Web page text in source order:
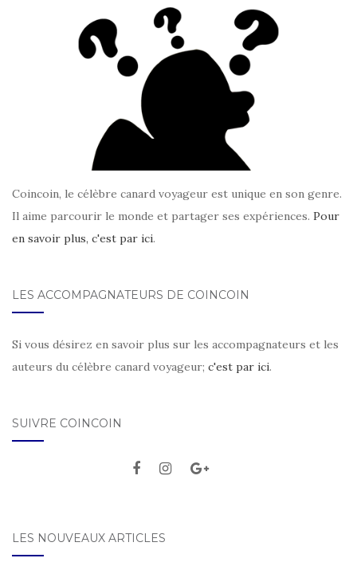
Coincoin, le célèbre canard voyageur est unique en son genre.
Il aime parcourir le monde et partager ses expériences. Pour
en savoir plus, c'est par ici.
LES ACCOMPAGNATEURS DE COINCOIN
Si vous désirez en savoir plus sur les accompagnateurs et les
auteurs du célèbre canard voyageur; c'est par ici.
SUIVRE COINCOIN
LES NOUVEAUX ARTICLES